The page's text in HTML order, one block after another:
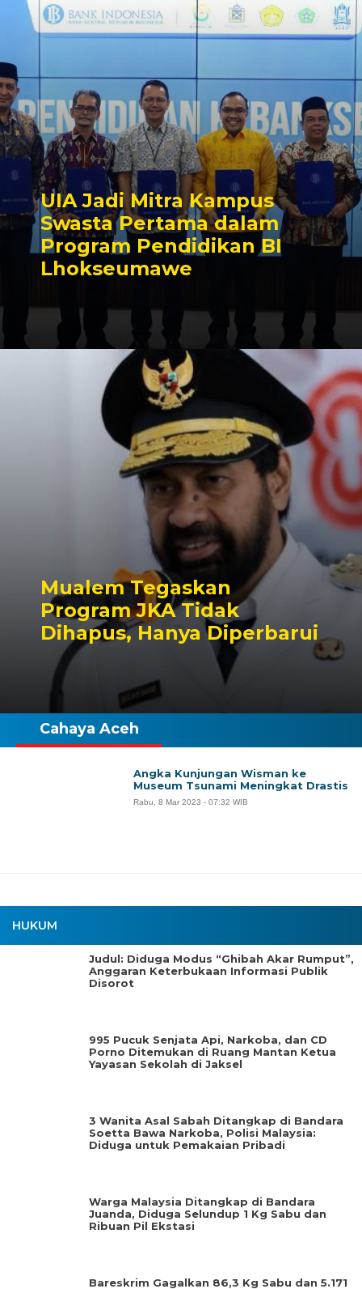
UIA Jadi Mitra Kampus
Swasta Pertama dalam
Program Pendidikan BI
Lhokseumawe
Mualem Tegaskan
Program JKA Tidak
Dihapus, Hanya Diperbarui
HUKUM
Judul: Diduga Modus “Ghibah Akar Rumput”,
Anggaran Keterbukaan Informasi Publik
Disorot
995 Pucuk Senjata Api, Narkoba, dan CD
Porno Ditemukan di Ruang Mantan Ketua
Yayasan Sekolah di Jaksel
3 Wanita Asal Sabah Ditangkap di Bandara
Soetta Bawa Narkoba, Polisi Malaysia:
Diduga untuk Pemakaian Pribadi
Warga Malaysia Ditangkap di Bandara
Juanda, Diduga Selundup 1 Kg Sabu dan
Ribuan Pil Ekstasi
Bareskrim Gagalkan 86,3 Kg Sabu dan 5.171
Cahaya Aceh
Angka Kunjungan Wisman ke
Museum Tsunami Meningkat Drastis
Rabu, 8 Mar 2023 - 07:32 WIB